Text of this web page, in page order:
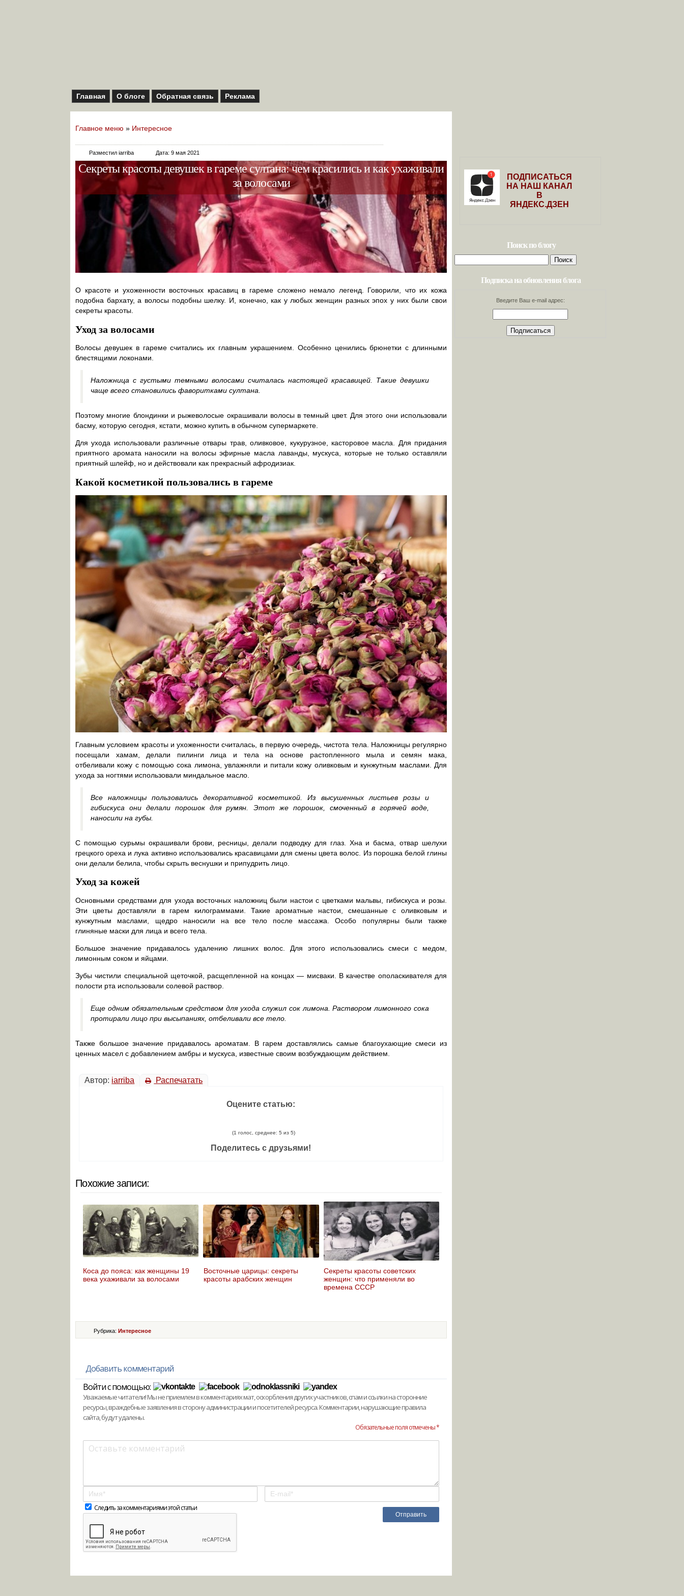
Главная О блоге Обратная связь Реклама
Главное меню » Интересное
Разместил iarriba Дата: 9 мая 2021
Секреты красоты девушек в гареме султана: чем красились и как ухаживали
за волосами
О красоте и ухоженности восточных красавиц в гареме сложено немало легенд. Говорили, что их кожа
подобна бархату, а волосы подобны шелку. И, конечно, как у любых женщин разных эпох у них были свои
секреты красоты.
Уход за волосами
Волосы девушек в гареме считались их главным украшением. Особенно ценились брюнетки с длинными
блестящими локонами.
Наложница с густыми темными волосами считалась настоящей красавицей. Такие девушки
чаще всего становились фаворитками султана.
Поэтому многие блондинки и рыжеволосые окрашивали волосы в темный цвет. Для этого они использовали
басму, которую сегодня, кстати, можно купить в обычном супермаркете.
Для ухода использовали различные отвары трав, оливковое, кукурузное, касторовое масла. Для придания
приятного аромата наносили на волосы эфирные масла лаванды, мускуса, которые не только оставляли
приятный шлейф, но и действовали как прекрасный афродизиак.
Какой косметикой пользовались в гареме
Главным условием красоты и ухоженности считалась, в первую очередь, чистота тела. Наложницы регулярно
посещали хамам, делали пилинги лица и тела на основе растопленного мыла и семян мака,
отбеливали кожу с помощью сока лимона, увлажняли и питали кожу оливковым и кунжутным маслами. Для
ухода за ногтями использовали миндальное масло.
Все наложницы пользовались декоративной косметикой. Из высушенных листьев розы и
гибискуса они делали порошок для румян. Этот же порошок, смоченный в горячей воде,
наносили на губы.
С помощью сурьмы окрашивали брови, ресницы, делали подводку для глаз. Хна и басма, отвар шелухи
грецкого ореха и лука активно использовались красавицами для смены цвета волос. Из порошка белой глины
они делали белила, чтобы скрыть веснушки и припудрить лицо.
Уход за кожей
Основными средствами для ухода восточных наложниц были настои с цветками мальвы, гибискуса и розы.
Эти цветы доставляли в гарем килограммами. Такие ароматные настои, смешанные с оливковым и
кунжутным маслами, щедро наносили на все тело после массажа. Особо популярны были также
глиняные маски для лица и всего тела.
Большое значение придавалось удалению лишних волос. Для этого использовались смеси с медом,
лимонным соком и яйцами.
Зубы чистили специальной щеточкой, расщепленной на концах — мисваки. В качестве ополаскивателя для
полости рта использовали солевой раствор.
Еще одним обязательным средством для ухода служил сок лимона. Раствором лимонного сока
протирали лицо при высыпаниях, отбеливали все тело.
Также большое значение придавалось ароматам. В гарем доставлялись самые благоухающие смеси из
ценных масел с добавлением амбры и мускуса, известные своим возбуждающим действием.
Автор: iarriba Распечатать
Оцените статью:
(1 голос, среднее: 5 из 5)
Поделитесь с друзьями!
Похожие записи:
Коса до пояса: как женщины 19
века ухаживали за волосами
Восточные царицы: секреты
красоты арабских женщин
Секреты красоты советских
женщин: что применяли во
времена СССР
Рубрика: Интересное
Добавить комментарий
Войти с помощью:
Уважаемые читатели! Мы не приемлем в комментариях мат, оскорбления других участников, спам и ссылки на сторонние
ресурсы, враждебные заявления в сторону администрации и посетителей ресурса. Комментарии, нарушающие правила
сайта, будут удалены.
Обязательные поля отмечены *
Следить за комментариями этой статьи
ПОДПИСАТЬСЯ
НА НАШ КАНАЛ
В
ЯНДЕКС.ДЗЕН
Поиск по блогу
Найти:
Подписка на обновления блога
Введите Ваш e-mail адрес: